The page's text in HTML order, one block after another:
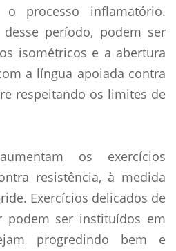
processo inflamatório.
período, podem ser
isométricos e a abertura
a língua apoiada contra
respeitando os limites de
os exercícios
resistência, à medida
Exercícios delicados de
podem ser instituídos em
progredindo bem e